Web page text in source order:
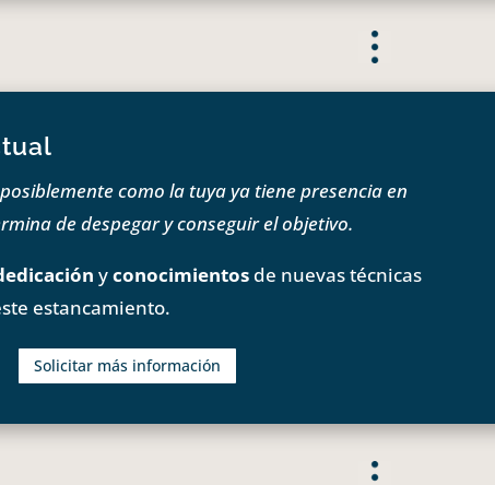
como la tuya ya tiene presencia en
de despegar y conseguir el objetivo.
yconocimientos de nuevas técnicas
estancamiento.
Solicitar más información